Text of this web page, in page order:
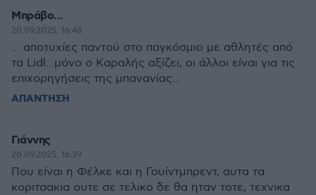
Μπράβο...
20.09.2025, 16:48
... αποτυχίες παντού στο παγκόσμιο με αθλητές από
τα Lidl...μόνο ο Καραλής αξίζει, οι άλλοι είναι για τις
επιχορηγήσεις της μπανανίας...
ΑΠΑΝΤΗΣΗ
Γιάννης
20.09.2025, 16:39
Που είναι η Φέλκε και η Γουίντμπρεντ, αυτα τα
κοριτσακια ουτε σε τελικο δε θα ηταν τοτε, τεχνικα